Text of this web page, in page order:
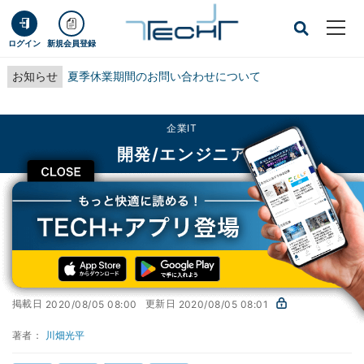
ログイン 新規会員登録
お知らせ 夏季休業期間のお問い合わせについて
CLOSE
企業IT
開発/エンジニア
TECH+ 企業IT 開発/エンジニア ECSサービスの構築
第39回 AWSで実践! 基盤構築・デプロイ自動化
ECSサービスの構築
掲載日 2020/08/05 08:00 更新日 2020/08/05 08:01
著者： 川畑光平